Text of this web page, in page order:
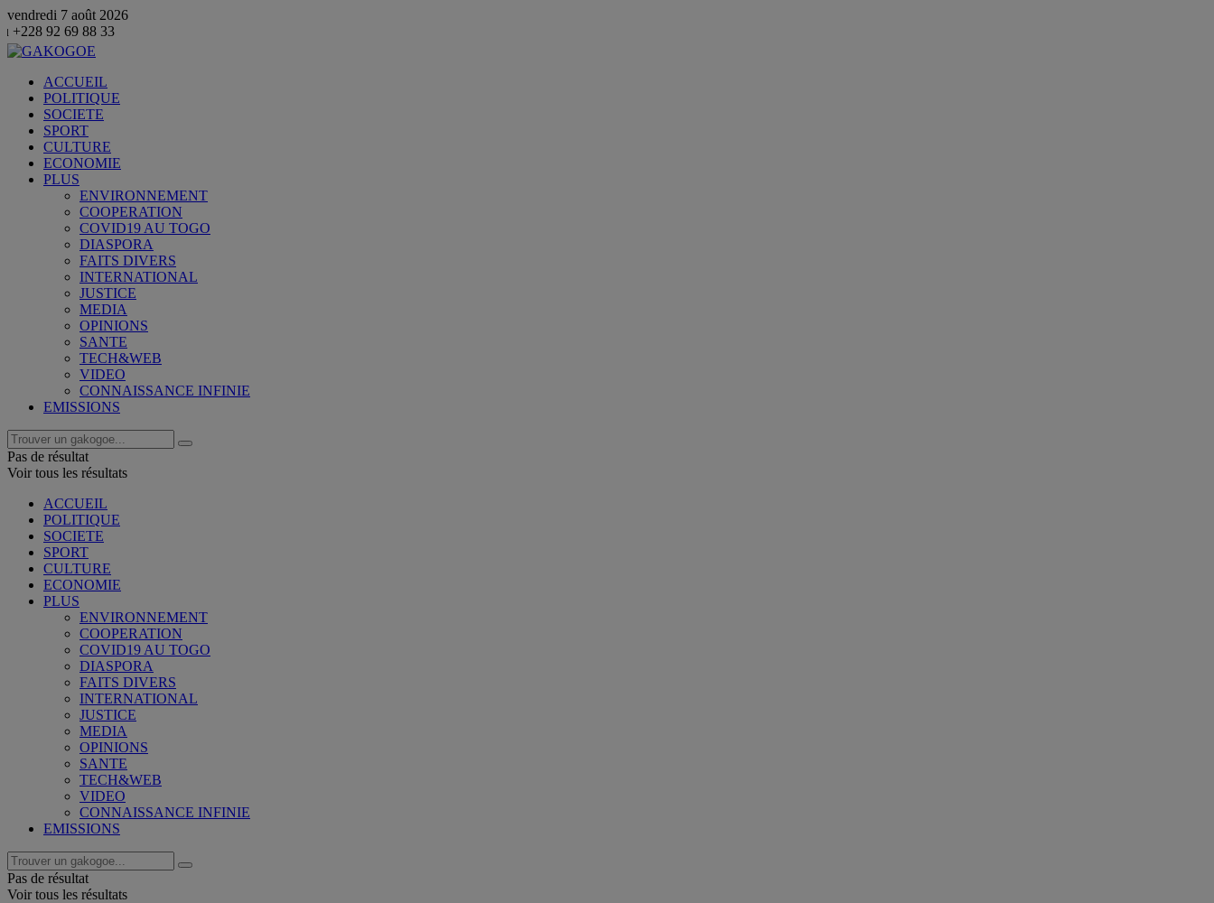
vendredi 7 août 2026
88 33
ACCUEIL
POLITIQUE
SOCIETE
SPORT
CULTURE
ECONOMIE
PLUS
ENVIRONNEMENT
COOPERATION
COVID19 AU TOGO
DIASPORA
FAITS DIVERS
INTERNATIONAL
JUSTICE
MEDIA
OPINIONS
SANTE
TECH&WEB
VIDEO
CONNAISSANCE INFINIE
EMISSIONS
Pas de résultat
Voir tous les résultats
ACCUEIL
POLITIQUE
SOCIETE
SPORT
CULTURE
ECONOMIE
PLUS
ENVIRONNEMENT
COOPERATION
COVID19 AU TOGO
DIASPORA
FAITS DIVERS
INTERNATIONAL
JUSTICE
MEDIA
OPINIONS
SANTE
TECH&WEB
VIDEO
CONNAISSANCE INFINIE
EMISSIONS
Pas de résultat
Voir tous les résultats